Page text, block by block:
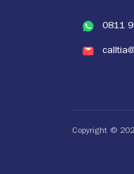
0811
Copyright ©